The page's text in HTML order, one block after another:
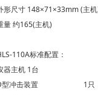
形尺寸 148×71×33mm (主
量约165(主机)
110A标准配置：
器主机 1台
型冲击装置
1只